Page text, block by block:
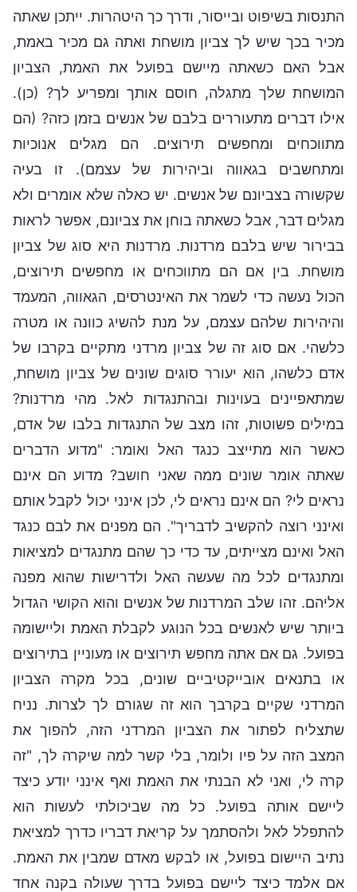
התנסות בשיפוט ובייסור, ודרך כך היטהרות. ייתכן שאתה
מכיר בכך שיש לך צביון מושחת ואתה גם מכיר באמת,
אבל האם כשאתה מיישם בפועל את האמת, הצביון
המושחת שלך מתגלה, חוסם אותך ומפריע לך? (כן).
אילו דברים מתעוררים בלבם של אנשים בזמן כזה? (הם
מתווכחים ומחפשים תירוצים. הם מגלים אנוכיות
ומתחשבים בגאווה וביהירות של עצמם). זו בעיה
שקשורה בצביונם של אנשים. יש כאלה שלא אומרים ולא
מגלים דבר, אבל כשאתה בוחן את צביונם, אפשר לראות
בבירור שיש בלבם מרדנות. מרדנות היא סוג של צביון
מושחת. בין אם הם מתווכחים או מחפשים תירוצים,
הכול נעשה כדי לשמר את האינטרסים, הגאווה, המעמד
והיהירות שלהם עצמם, על מנת להשיג כוונה או מטרה
כלשהי. אם סוג זה של צביון מרדני מתקיים בקרבו של
אדם כלשהו, הוא יעורר סוגים שונים של צביון מושחת,
שמתאפיינים בעוינות ובהתנגדות לאל. מהי מרדנות?
במילים פשוטות, זהו מצב של התנגדות בלבו של אדם,
כאשר הוא מתייצב כנגד האל ואומר: "מדוע הדברים
שאתה אומר שונים ממה שאני חושב? מדוע הם אינם
נראים לי? הם אינם נראים לי, לכן אינני יכול לקבל אותם
ואינני רוצה להקשיב לדבריך". הם מפנים את לבם כנגד
האל ואינם מצייתים, עד כדי כך שהם מתנגדים למציאות
ומתנגדים לכל מה שעשה האל ולדרישות שהוא מפנה
אליהם. זהו שלב המרדנות של אנשים והוא הקושי הגדול
ביותר שיש לאנשים בכל הנוגע לקבלת האמת וליישומה
בפועל. גם אם אתה מחפש תירוצים או מעוניין בתירוצים
או בתנאים אובייקטיביים שונים, בכל מקרה הצביון
המרדני שקיים בקרבך הוא זה שגורם לך לצרות. נניח
שתצליח לפתור את הצביון המרדני הזה, להפוך את
המצב הזה על פיו ולומר, בלי קשר למה שיקרה לך, "זה
קרה לי, ואני לא הבנתי את האמת ואף אינני יודע כיצד
ליישם אותה בפועל. כל מה שביכולתי לעשות הוא
להתפלל לאל ולהסתמך על קריאת דבריו כדרך למציאת
נתיב היישום בפועל, או לבקש מאדם שמבין את האמת.
אם אלמד כיצד ליישם בפועל בדרך שעולה בקנה אחד